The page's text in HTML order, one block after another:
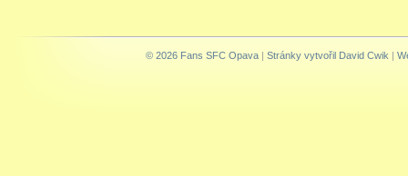
© 2026 Fans SFC Opava | Stránky vytvořil David Cwik |